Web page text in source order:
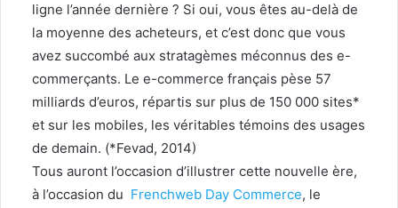
ligne l’année dernière ? Si oui, vous êtes au-delà de
la moyenne des acheteurs, et c’est donc que vous
avez succombé aux stratagèmes méconnus des e-
commerçants. Le e-commerce français pèse 57
milliards d’euros, répartis sur plus de 150 000 sites*
et sur les mobiles, les véritables témoins des usages
de demain. (*Fevad, 2014)
Tous auront l’occasion d’illustrer cette nouvelle ère,
à l’occasion du Frenchweb Day Commerce, le